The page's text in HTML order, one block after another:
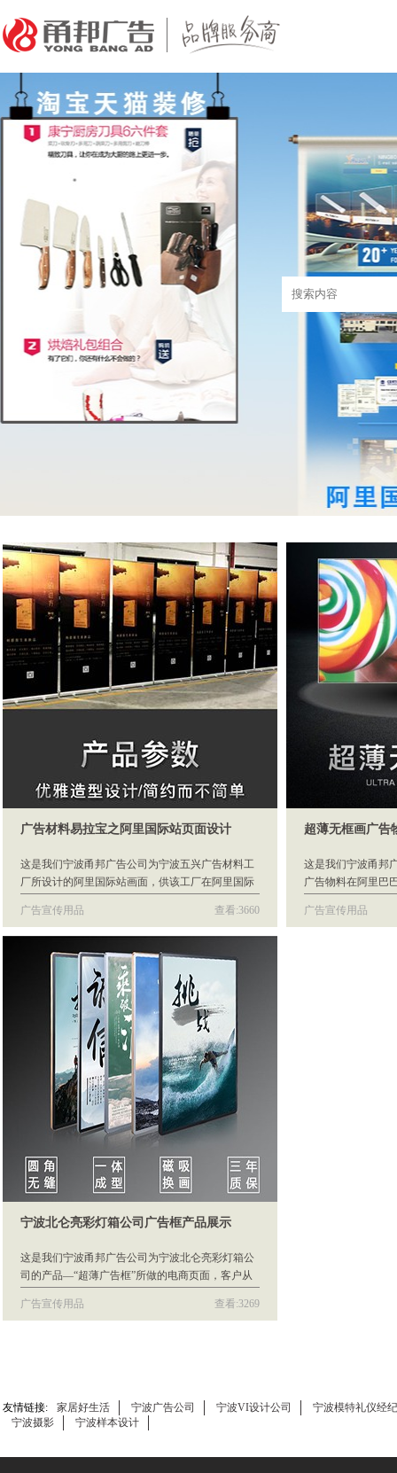
广告材料易拉宝之阿里国际站页面设计
这是我们宁波甬邦广告公司为宁波五兴广告材料工
厂所设计的阿里国际站画面，供该工厂在阿里国际
广告宣传用品
查看:3660
超薄无框画广告
这是我们宁波甬邦
广告物料在阿里巴
广告宣传用品
宁波北仑亮彩灯箱公司广告框产品展示
这是我们宁波甬邦广告公司为宁波北仑亮彩灯箱公
司的产品—“超薄广告框”所做的电商页面，客户从
直接拍照及视频录制然后由我们的设计师为其专门
广告宣传用品 查看:3269
友情链接: 家居好生活 宁波广告公司 宁波VI设计公司
宁波模特礼仪经
宁波摄影
宁波样本设计